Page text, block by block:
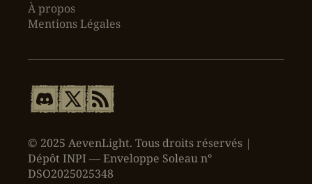
À propos
Mentions Légales
© 2025 AevenLight. Tous droits réservés |
Dépôt INPI — Enveloppe Soleau n°
DSO2025025348